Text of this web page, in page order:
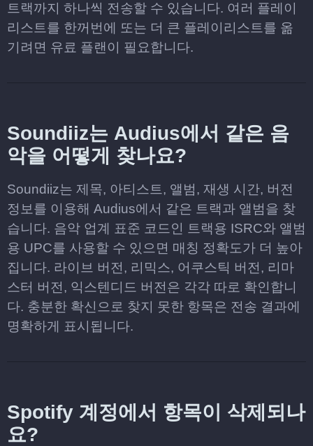
트랙까지 하나씩 전송할 수 있습니다. 여러 플레이
리스트를 한꺼번에 또는 더 큰 플레이리스트를 옮
기려면 유료 플랜이 필요합니다.
Soundiiz는 Audius에서 같은 음
악을 어떻게 찾나요?
Soundiiz는 제목, 아티스트, 앨범, 재생 시간, 버전
정보를 이용해 Audius에서 같은 트랙과 앨범을 찾
습니다. 음악 업계 표준 코드인 트랙용 ISRC와 앨범
용 UPC를 사용할 수 있으면 매칭 정확도가 더 높아
집니다. 라이브 버전, 리믹스, 어쿠스틱 버전, 리마
스터 버전, 익스텐디드 버전은 각각 따로 확인합니
다. 충분한 확신으로 찾지 못한 항목은 전송 결과에
명확하게 표시됩니다.
Spotify 계정에서 항목이 삭제되나
요?